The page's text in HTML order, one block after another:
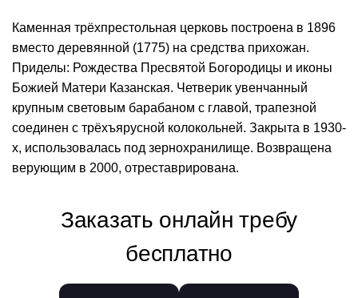
Каменная трёхпрестольная церковь построена в 1896
вместо деревянной (1775) на средства прихожан.
Приделы: Рождества Пресвятой Богородицы и иконы
Божией Матери Казанская. Четверик увенчанный
крупным световым барабаном с главой, трапезной
соединен с трёхъярусной колокольней. Закрыта в 1930-
х, использовалась под зернохранилище. Возвращена
верующим в 2000, отреставрирована.
Заказать онлайн требу
бесплатно